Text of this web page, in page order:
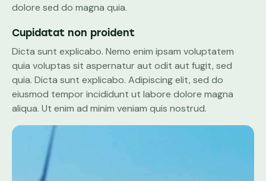
dolore sed do magna quia.
Cupidatat non proident
Dicta sunt explicabo. Nemo enim ipsam voluptatem
quia voluptas sit aspernatur aut odit aut fugit, sed
quia. Dicta sunt explicabo. Adipiscing elit, sed do
eiusmod tempor incididunt ut labore dolore magna
aliqua. Ut enim ad minim veniam quis nostrud.